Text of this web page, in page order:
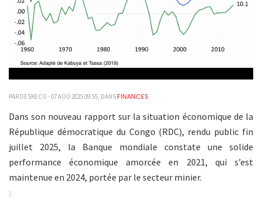
PAR DESKECO - 07 AOÛ 2025 09:55, DANS FINANCES
Dans son nouveau rapport sur la situation économique de la
République démocratique du Congo (RDC), rendu public fin
juillet 2025, la Banque mondiale constate une solide
performance économique amorcée en 2021, qui s’est
maintenue en 2024, portée par le secteur minier.